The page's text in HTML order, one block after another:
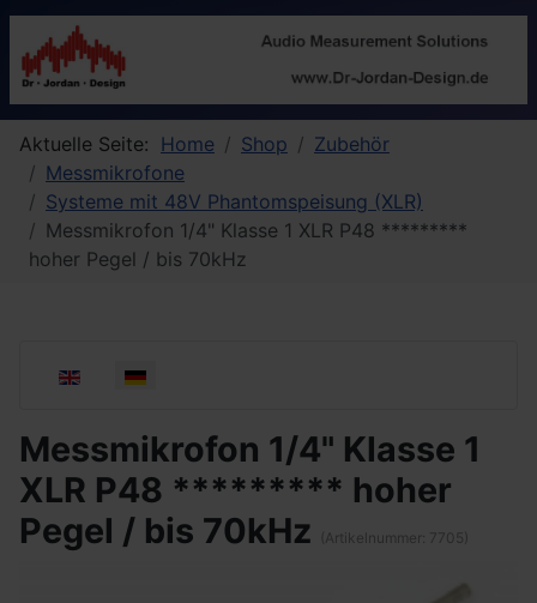
Aktuelle Seite: Home Shop
Zubehör
Messmikrofone
Systeme mit 48V Phantomspeisung (XLR)
Messmikrofon 1/4" Klasse 1 XLR P48 *********
hoher Pegel / bis 70kHz
Sprache auswählen
Messmikrofon 1/4" Klasse 1
XLR P48 ********* hoher
Pegel / bis 70kHz
(Artikelnummer: 7705 )